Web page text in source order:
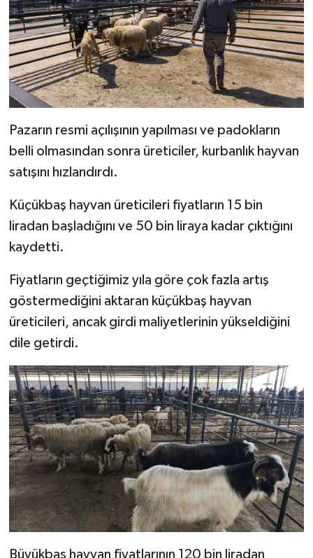
Pazarın resmi açılışının yapılması ve padokların
belli olmasından sonra üreticiler, kurbanlık hayvan
satışını hızlandırdı.
Küçükbaş hayvan üreticileri fiyatların 15 bin
liradan başladığını ve 50 bin liraya kadar çıktığını
kaydetti.
Fiyatların geçtiğimiz yıla göre çok fazla artış
göstermediğini aktaran küçükbaş hayvan
üreticileri, ancak girdi maliyetlerinin yükseldiğini
dile getirdi.
Büyükbaş hayvan fiyatlarının 120 bin liradan
Sağlık
Şaphane
Simav
Spor
Teknoloji
Yaşam
Yemek Tarifleri